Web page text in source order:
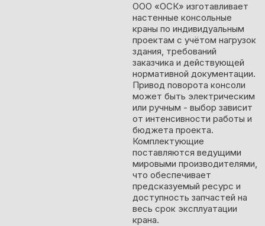
ООО «ОСК» изготавливает
настенные консольные
краны по индивидуальным
проектам с учётом нагрузок
здания, требований
заказчика и действующей
нормативной документации.
Привод поворота консоли
может быть электрическим
или ручным - выбор зависит
от интенсивности работы и
бюджета проекта.
Комплектующие
поставляются ведущими
мировыми производителями,
что обеспечивает
предсказуемый ресурс и
доступность запчастей на
весь срок эксплуатации
крана.